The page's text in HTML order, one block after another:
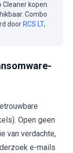
kopen.
Combo
door RCS LT,
Open geen
van verdachte,
e-mails